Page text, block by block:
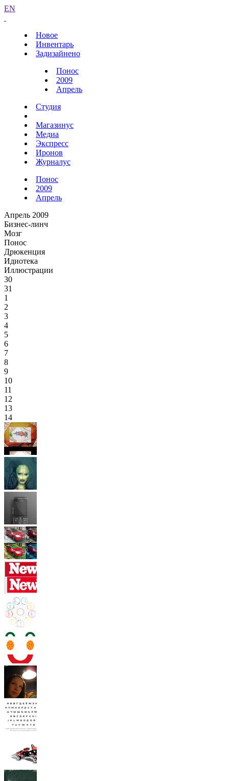
EN
Новое
Инвентарь
Задизайнено
Понос
2009
Апрель
Студия
Магазинус
Медиа
Экспресс
Иронов
Журналус
Понос
2009
Апрель
Апрель 2009
Бизнес-линч
Мозг
Понос
Дрюкенция
Идиотека
Иллюстрации
30
31
1
2
3
4
5
6
7
8
9
10
11
12
13
14